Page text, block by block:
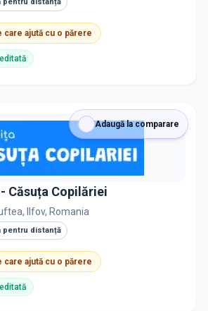
care ajută cu o părere
Adaugă la comparare
Căsuța Copilăriei
Ilfov, Romania
pentru distanță
care ajută cu o părere